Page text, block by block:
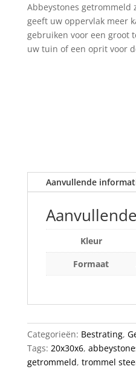
Abbeystones
geeft uw oppervlak meer
gebruiken voor een groot
uw tuin of een oprit voor
Aanvullende
Kleur
Formaat
Categorieën: Bestrating,
Tags: 20x30x6,
getrommeld, trommel